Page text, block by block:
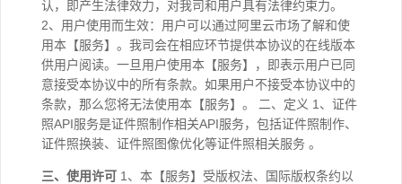
认，即产生法律效力，对我司和用户具有法律约束力。
2、用户使用而生效：用户可以通过阿里云市场了解和使
用本【服务】。我司会在相应环节提供本协议的在线版本
供用户阅读。一旦用户使用本【服务】，即表示用户已同
意接受本协议中的所有条款。如果用户不接受本协议中的
条款，那么您将无法使用本【服务】。 二、定义 1、证件
照API服务是证件照制作相关API服务，包括证件照制作、
证件照换装、证件照图像优化等证件照相关服务 。
三、使用许可 1、本【服务】受版权法、国际版权条约以